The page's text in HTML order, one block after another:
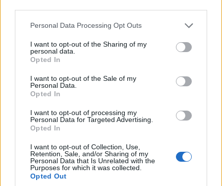
Please note that this website/app uses one or more Google
not limited to your visit or usage behaviour. You may click to
grant or deny consent to Google and its third-party tags to
use your data for below specified purposes in below Google
consent section.
Personal Data Processing Opt Outs
I want to opt-out of the Sharing of my
personal data.
Opted In
I want to opt-out of the Sale of my
Personal Data.
Opted In
I want to opt-out of processing my
Personal Data for Targeted Advertising.
Opted In
I want to opt-out of Collection, Use,
Retention, Sale, and/or Sharing of my
Personal Data that Is Unrelated with the
Purposes for which it was collected.
Opted Out
A piacon jelenleg elérhető termoplasztikus biopolimerek,
mint a politejsav vagy a termoplasztikus keményítő, ipari
feldolgozást igényelnek, és nem nyújtanak kielégítő
megoldást a fenntarthatósági elvárásokra - közölte a
társaság.
A fejlesztés eredményeként létrehozandó új
csomagolóanyag mindezekkel szemben egyszerre lesz
fenntartható, könnyen feldolgozható és gazdaságosan
gyártható.
A vállalkozás már gyártott és forgalmazott olyan
csomagolóanyagokat, amelyek házilag is
komposztálhatóak voltak. Ezek előállítása jelenleg